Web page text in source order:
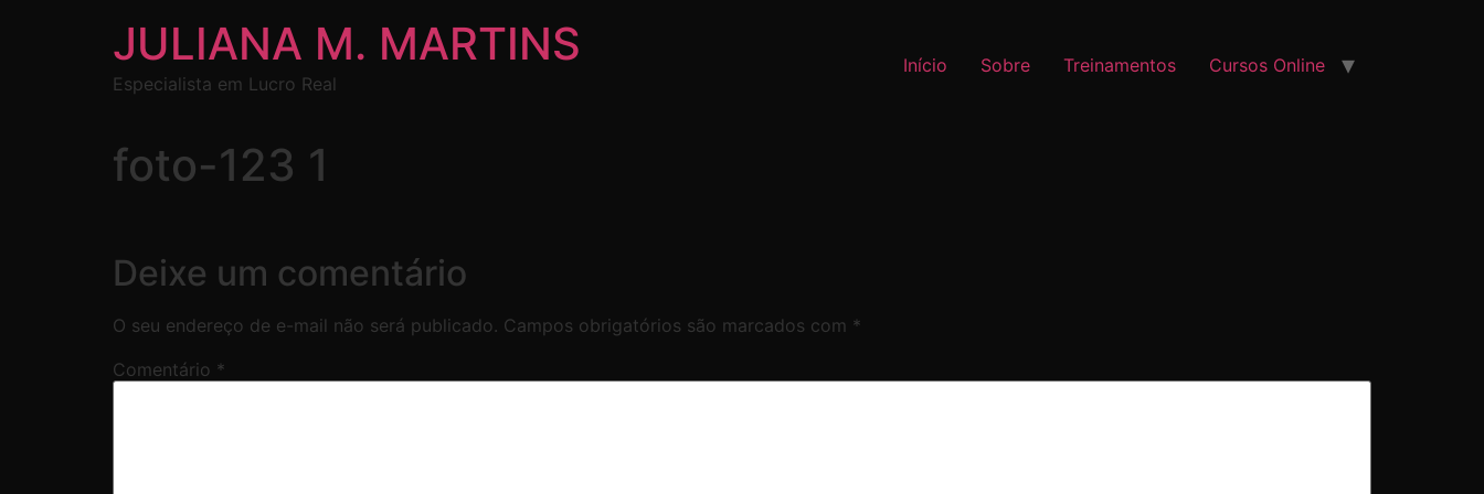
JULIANA M. MARTINS
Especialista em Lucro Real
Início Sobre Treinamentos Cursos Online
foto-123 1
Deixe um comentário
O seu endereço de e-mail não será publicado. Campos obrigatórios são marcados com *
Comentário *